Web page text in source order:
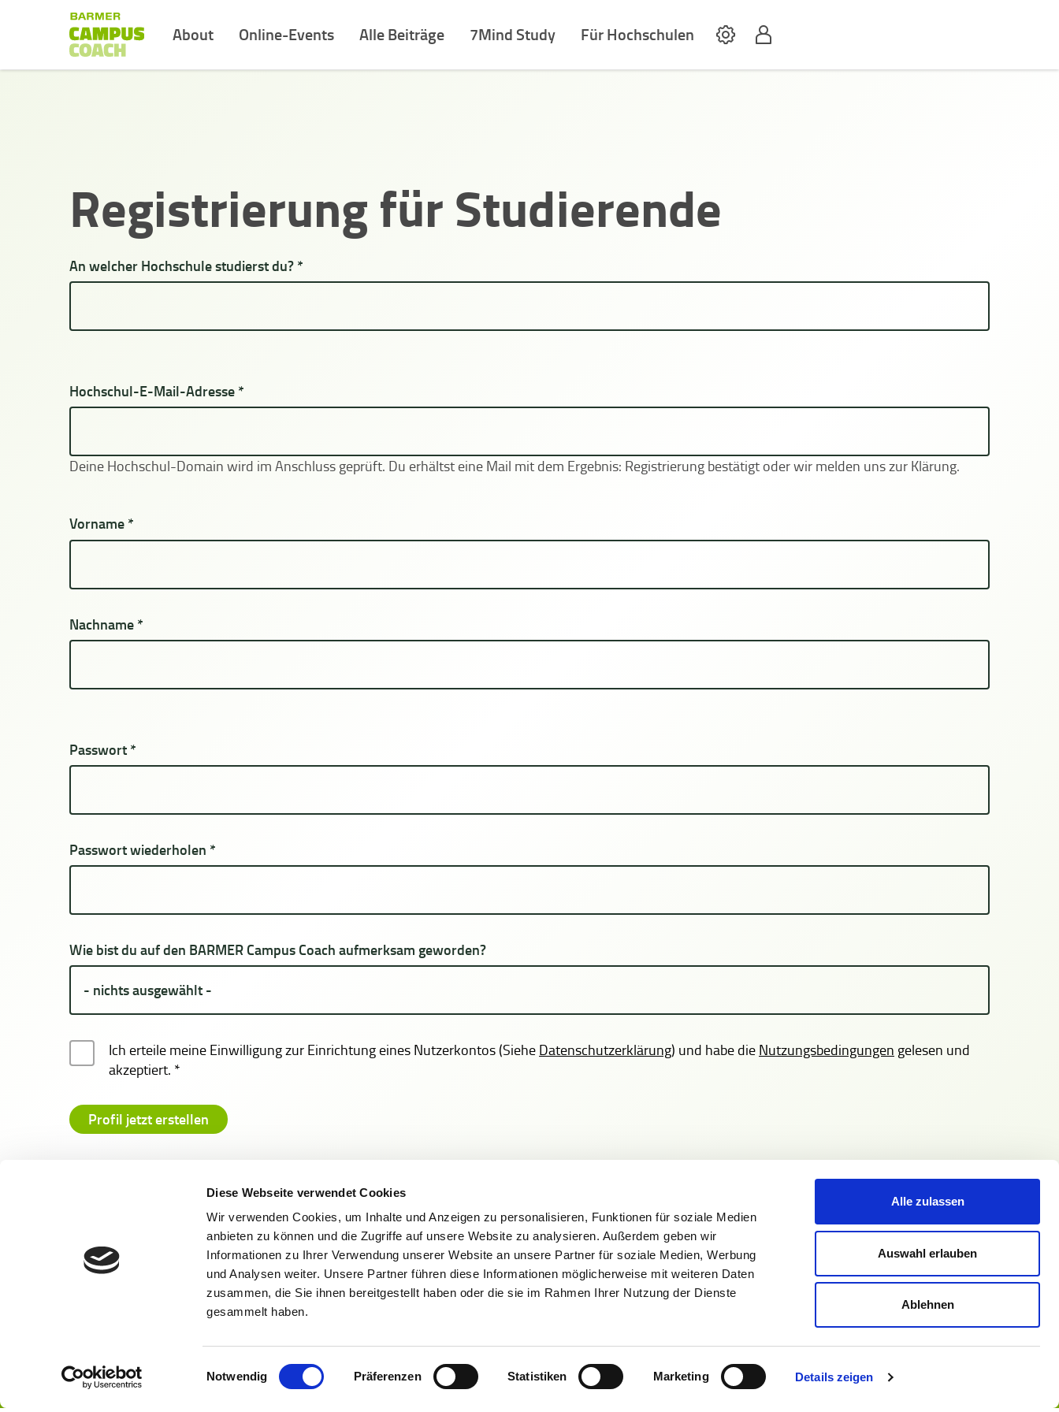
Diese Webseite verwendet Cookies
Wir verwenden Cookies, um Inhalte und Anzeigen zu personalisieren, Funktionen für soziale Medien
anbieten zu können und die Zugriffe auf unsere Website zu analysieren. Außerdem geben wir
Informationen zu Ihrer Verwendung unserer Website an unsere Partner für soziale Medien, Werbung
und Analysen weiter. Unsere Partner führen diese Informationen möglicherweise mit weiteren Daten
zusammen, die Sie ihnen bereitgestellt haben oder die sie im Rahmen Ihrer Nutzung der Dienste
gesammelt haben.
Einwilligungsauswahl
Notwendig Präferenzen Statistiken Marketing Details zeigen
Alle zulassen
Auswahl erlauben
Ablehnen
About Online-Events Alle Beiträge 7Mind Study Für Hochschulen SettingsProfil
Registrierung für Studierende
An welcher Hochschule studierst du? *
Deine Hochschul-Domain wird im Anschluss geprüft. Du erhältst eine Mail mit dem Ergebnis: Registrierung bestätigt oder wir melden uns zur Klärung.
Hochschul-E-Mail-Adresse*
Vorname*
Nachname*
Passwort*
Passwort wiederholen *
Wie bist du auf den BARMER Campus Coach aufmerksam geworden?
Ich erteile meine Einwilligung zur Einrichtung eines Nutzerkontos (Siehe Datenschutzerklärung) und habe die Nutzungsbedingungen gelesen und
akzeptiert. *
Sie sind eine Hochschulansprechperson? Zur Registrierung
Nutzungsbedingungen
Du bist noch nicht angemeldet? Zum Login Registrieren